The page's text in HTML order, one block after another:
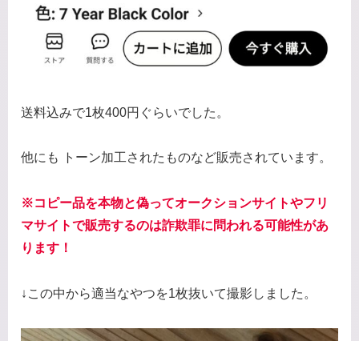
送料込みで1枚400円ぐらいでした。
他にも トーン加工されたものなど販売されています。
※コピー品を本物と偽ってオークションサイトやフリ
マサイトで販売するのは詐欺罪に問われる可能性があ
ります！
↓この中から適当なやつを1枚抜いて撮影しました。